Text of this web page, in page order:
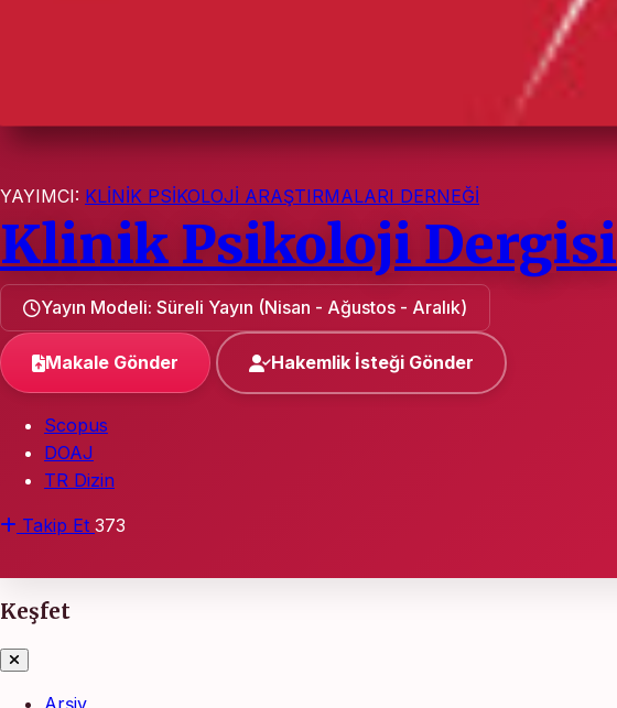
YAYIMCI: KLİNİK PSİKOLOJİ ARAŞTIRMALARI DERNEĞİ
Klinik Psikoloji Dergisi
Yayın Modeli: Süreli Yayın (Nisan - Ağustos - Aralık)
Makale Gönder Hakemlik İsteği Gönder
Scopus
DOAJ
TR Dizin
Takip Et 373
Keşfet